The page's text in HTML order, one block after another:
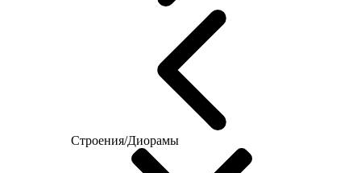
Строения/Диорамы